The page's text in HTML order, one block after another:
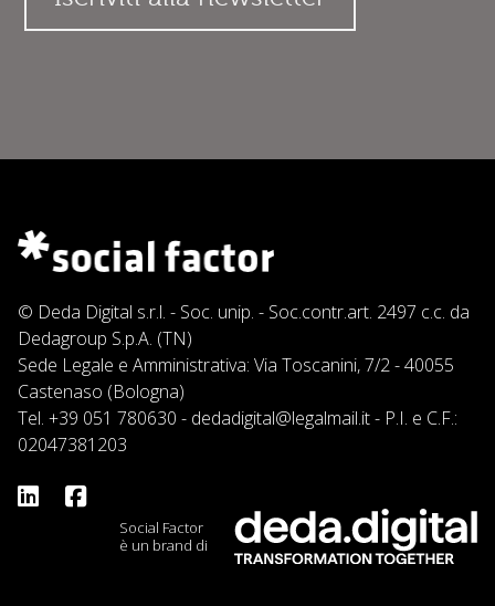
© Deda Digital s.r.l. - Soc. unip. - Soc.contr.art. 2497 c.c. da
Dedagroup S.p.A. (TN)
Sede Legale e Amministrativa: Via Toscanini, 7/2 - 40055
Castenaso (Bologna)
Tel. +39 051 780630 - dedadigital@legalmail.it- P.I. e C.F.:
02047381203
Social Factor
è un brand di